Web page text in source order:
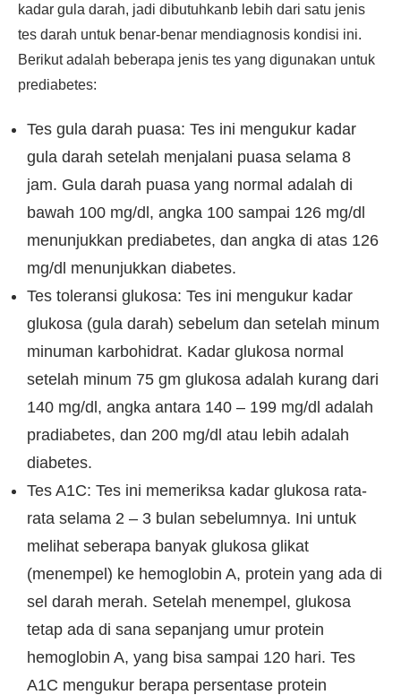
kadar gula darah, jadi dibutuhkanb lebih dari satu jenis
tes darah untuk benar-benar mendiagnosis kondisi ini.
Berikut adalah beberapa jenis tes yang digunakan untuk
prediabetes:
Tes gula darah puasa: Tes ini mengukur kadar
gula darah setelah menjalani puasa selama 8
jam. Gula darah puasa yang normal adalah di
bawah 100 mg/dl, angka 100 sampai 126 mg/dl
menunjukkan prediabetes, dan angka di atas 126
mg/dl menunjukkan diabetes.
Tes toleransi glukosa: Tes ini mengukur kadar
glukosa (gula darah) sebelum dan setelah minum
minuman karbohidrat. Kadar glukosa normal
setelah minum 75 gm glukosa adalah kurang dari
140 mg/dl, angka antara 140 – 199 mg/dl adalah
pradiabetes, dan 200 mg/dl atau lebih adalah
diabetes.
Tes A1C: Tes ini memeriksa kadar glukosa rata-
rata selama 2 – 3 bulan sebelumnya. Ini untuk
melihat seberapa banyak glukosa glikat
(menempel) ke hemoglobin A, protein yang ada di
sel darah merah. Setelah menempel, glukosa
tetap ada di sana sepanjang umur protein
hemoglobin A, yang bisa sampai 120 hari. Tes
A1C mengukur berapa persentase protein